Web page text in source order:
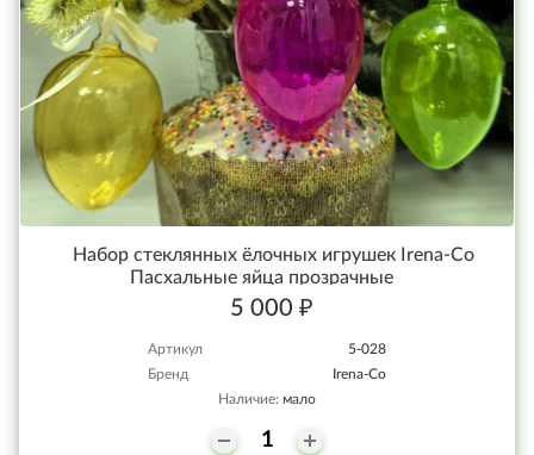
Набор стеклянных ёлочных игрушек Irena-Co
Пасхальные яйца прозрачные
5 000 ₽
Артикул
5-028
Бренд
Irena-Co
Наличие: мало